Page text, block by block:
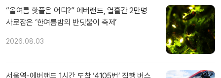
“올여름 핫플은 어디?” 에버랜드, 열흘간 2만명
사로잡은 ‘한여름밤의 반딧불이 축제’
2026.08.03
서울역-에버랜드 1시간 도착 ‘4105번’ 직행 버스